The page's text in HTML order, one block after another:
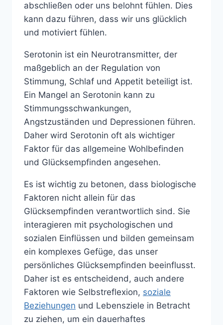
abschließen oder uns belohnt fühlen. Dies
kann dazu führen, dass wir uns glücklich
und motiviert fühlen.
Serotonin ist ein Neurotransmitter, der
maßgeblich an der Regulation von
Stimmung, Schlaf und Appetit beteiligt ist.
Ein Mangel an Serotonin kann zu
Stimmungsschwankungen,
Angstzuständen und Depressionen führen.
Daher wird Serotonin oft als wichtiger
Faktor für das allgemeine Wohlbefinden
und Glücksempfinden angesehen.
Es ist wichtig zu betonen, dass biologische
Faktoren nicht allein für das
Glücksempfinden verantwortlich sind. Sie
interagieren mit psychologischen und
sozialen Einflüssen und bilden gemeinsam
ein komplexes Gefüge, das unser
persönliches Glücksempfinden beeinflusst.
Daher ist es entscheidend, auch andere
Faktoren wie Selbstreflexion, soziale
Beziehungen und Lebensziele in Betracht
zu ziehen, um ein dauerhaftes